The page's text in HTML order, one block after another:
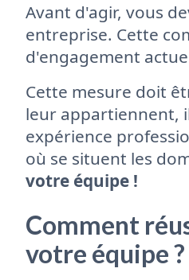
Avant d'agir, vous
entreprise. Cette
d'engagement
Cette mesure doit
leur appartiennent,
expérience
où se situent les
votre équipe !
Comment
votre équipe ?